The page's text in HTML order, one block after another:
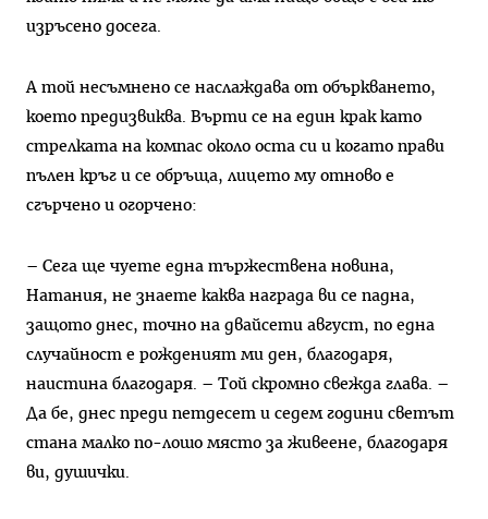
изръсено досега.
А той несъмнено се наслаждава от объркването,
което предизвиква. Върти се на един крак като
стрелката на компас около оста си и когато прави
пълен кръг и се обръща, лицето му отново е
сгърчено и огорчено:
– Сега ще чуете една тържествена новина,
Натания, не знаете каква награда ви се падна,
защото днес, точно на двайсети август, по една
случайност е рожденият ми ден, благодаря,
наистина благодаря. – Той скромно свежда глава. –
Да бе, днес преди петдесет и седем години светът
стана малко по-лошо място за живеене, благодаря
ви, душички.